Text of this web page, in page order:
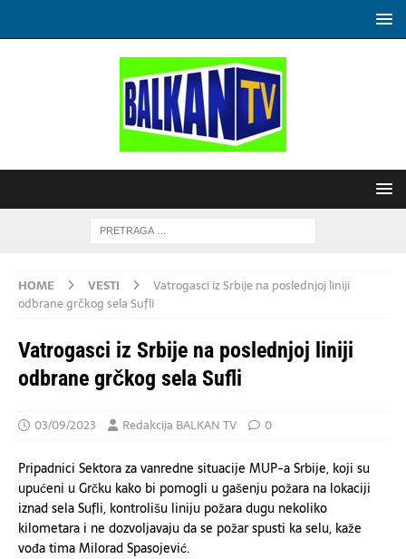
HOME VESTI
Vatrogasci iz Srbije na poslednjoj liniji
odbrane grčkog sela Sufli
Vatrogasci iz Srbije na poslednjoj liniji
odbrane grčkog sela Sufli
03/09/2023 Redakcija BALKAN TV 0
Pripadnici Sektora za vanredne situacije MUP-a Srbije, koji su
upućeni u Grčku kako bi pomogli u gašenju požara na lokaciji
iznad sela Sufli, kontrolišu liniju požara dugu nekoliko
kilometara i ne dozvoljavaju da se požar spusti ka selu, kaže
vođa tima Milorad Spasojević.